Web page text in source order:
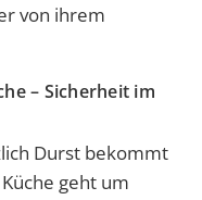
von ihrem
– Sicherheit im
Durst bekommt
geht um